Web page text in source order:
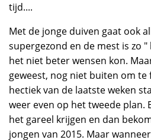
tijd....
Met de jonge duiven gaat ook
supergezond en de mest is zo
het niet beter wensen kon.
geweest, nog niet buiten om
hectiek van de laatste weken
weer even op het tweede plan.
het gareel krijgen en dan
jongen van 2015. Maar